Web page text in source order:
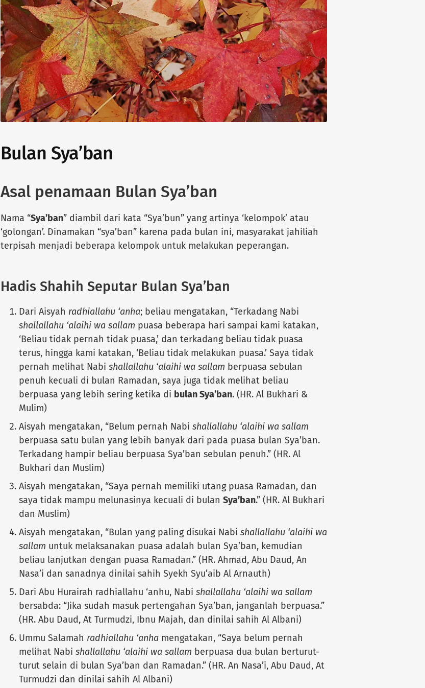
Bulan Sya’ban
Asal penamaan Bulan Sya’ban
Nama “Sya’ban” diambil dari kata “Sya’bun” yang artinya ‘kelompok’ atau
‘golongan’. Dinamakan “sya’ban” karena pada bulan ini, masyarakat jahiliah
terpisah menjadi beberapa kelompok untuk melakukan peperangan.
Hadis Shahih Seputar Bulan Sya’ban
Dari Aisyah radhiallahu ‘anha; beliau mengatakan, “Terkadang Nabi
shallallahu ‘alaihi wa sallam puasa beberapa hari sampai kami katakan,
‘Beliau tidak pernah tidak puasa,’ dan terkadang beliau tidak puasa
terus, hingga kami katakan, ‘Beliau tidak melakukan puasa.’ Saya tidak
pernah melihat Nabi shallallahu ‘alaihi wa sallam berpuasa sebulan
penuh kecuali di bulan Ramadan, saya juga tidak melihat beliau
berpuasa yang lebih sering ketika di bulan Sya’ban. (HR. Al Bukhari &
Mulim)
Aisyah mengatakan, “Belum pernah Nabi shallallahu ‘alaihi wa sallam
berpuasa satu bulan yang lebih banyak dari pada puasa bulan Sya’ban.
Terkadang hampir beliau berpuasa Sya’ban sebulan penuh.” (HR. Al
Bukhari dan Muslim)
Aisyah mengatakan, “Saya pernah memiliki utang puasa Ramadan, dan
saya tidak mampu melunasinya kecuali di bulan Sya’ban.” (HR. Al Bukhari
dan Muslim)
Aisyah mengatakan, “Bulan yang paling disukai Nabi shallallahu ‘alaihi wa
sallam untuk melaksanakan puasa adalah bulan Sya’ban, kemudian
beliau lanjutkan dengan puasa Ramadan.” (HR. Ahmad, Abu Daud, An
Nasa’i dan sanadnya dinilai sahih Syekh Syu’aib Al Arnauth)
Dari Abu Hurairah radhiallahu ‘anhu, Nabi shallallahu ‘alaihi wa sallam
bersabda: “Jika sudah masuk pertengahan Sya’ban, janganlah berpuasa.”
(HR. Abu Daud, At Turmudzi, Ibnu Majah, dan dinilai sahih Al Albani)
Ummu Salamah radhiallahu ‘anhamengatakan, “Saya belum pernah
melihat Nabi shallallahu ‘alaihi wa sallam berpuasa dua bulan berturut-
turut selain di bulan Sya’ban dan Ramadan.” (HR. An Nasa’i, Abu Daud, At
Turmudzi dan dinilai sahih Al Albani)